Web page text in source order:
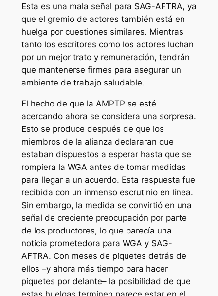
Esta es una mala señal para SAG-AFTRA, ya
que el gremio de actores también está en
huelga por cuestiones similares. Mientras
tanto los escritores como los actores luchan
por un mejor trato y remuneración, tendrán
que mantenerse firmes para asegurar un
ambiente de trabajo saludable.
El hecho de que la AMPTP se esté
acercando ahora se considera una sorpresa.
Esto se produce después de que los
miembros de la alianza declararan que
estaban dispuestos a esperar hasta que se
rompiera la WGA antes de tomar medidas
para llegar a un acuerdo. Esta respuesta fue
recibida con un inmenso escrutinio en línea.
Sin embargo, la medida se convirtió en una
señal de creciente preocupación por parte
de los productores, lo que parecía una
noticia prometedora para WGA y SAG-
AFTRA. Con meses de piquetes detrás de
ellos –y ahora más tiempo para hacer
piquetes por delante– la posibilidad de que
estas huelgas terminen parece estar en el